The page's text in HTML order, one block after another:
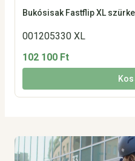
Bukósisak Fastflip XL szürke
001205330 XL
102 100 Ft